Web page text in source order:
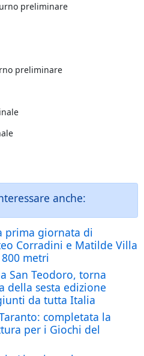
preliminare
preliminare
anche:
prima giornata di
Corradini e Matilde Villa
metri
San Teodoro, torna
della sesta edizione
da tutta Italia
completata la
per i Giochi del